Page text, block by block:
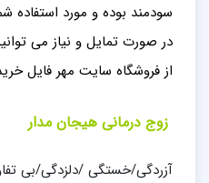
سودمند بوده و مورد استفاده
در صورت تمایل و نیاز می
از فروشگاه سایت مهر فایل
زوج درمانی هیجان مدار
آزردگی/خستگی /دلزدگی/بی